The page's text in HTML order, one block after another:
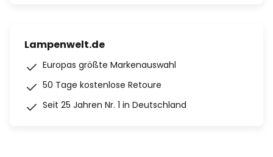
Lampenwelt.de
Europas größte Markenauswahl
50 Tage kostenlose Retoure
Seit 25 Jahren Nr. 1 in Deutschland